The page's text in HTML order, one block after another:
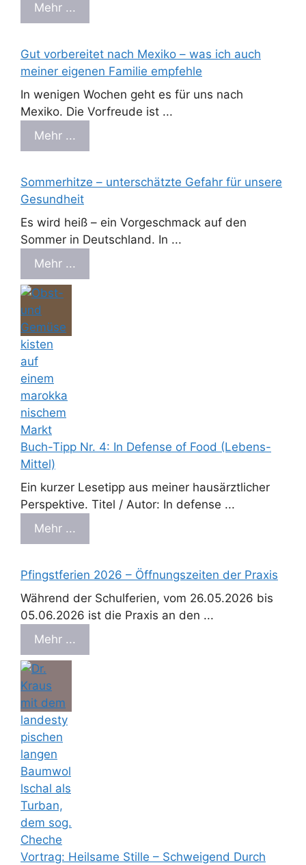
Mehr ...
Gut vorbereitet nach Mexiko – was ich auch
meiner eigenen Familie empfehle
In wenigen Wochen geht es für uns nach
Mexiko. Die Vorfreude ist ...
Mehr ...
Sommerhitze – unterschätzte Gefahr für unsere
Gesundheit
Es wird heiß – ein Vorgeschmack auf den
Sommer in Deutschland. In ...
Mehr ...
Buch-Tipp Nr. 4: In Defense of Food (Lebens-
Mittel)
Ein kurzer Lesetipp aus meiner hausärztlicher
Perspektive. Titel / Autor: In defense ...
Mehr ...
Pfingstferien 2026 – Öffnungszeiten der Praxis
Während der Schulferien, vom 26.05.2026 bis
05.06.2026 ist die Praxis an den ...
Mehr ...
Vortrag: Heilsame Stille – Schweigend Durch